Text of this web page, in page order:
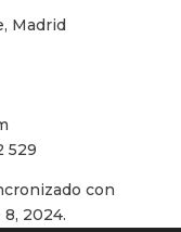
Madrid
529
con
2024.